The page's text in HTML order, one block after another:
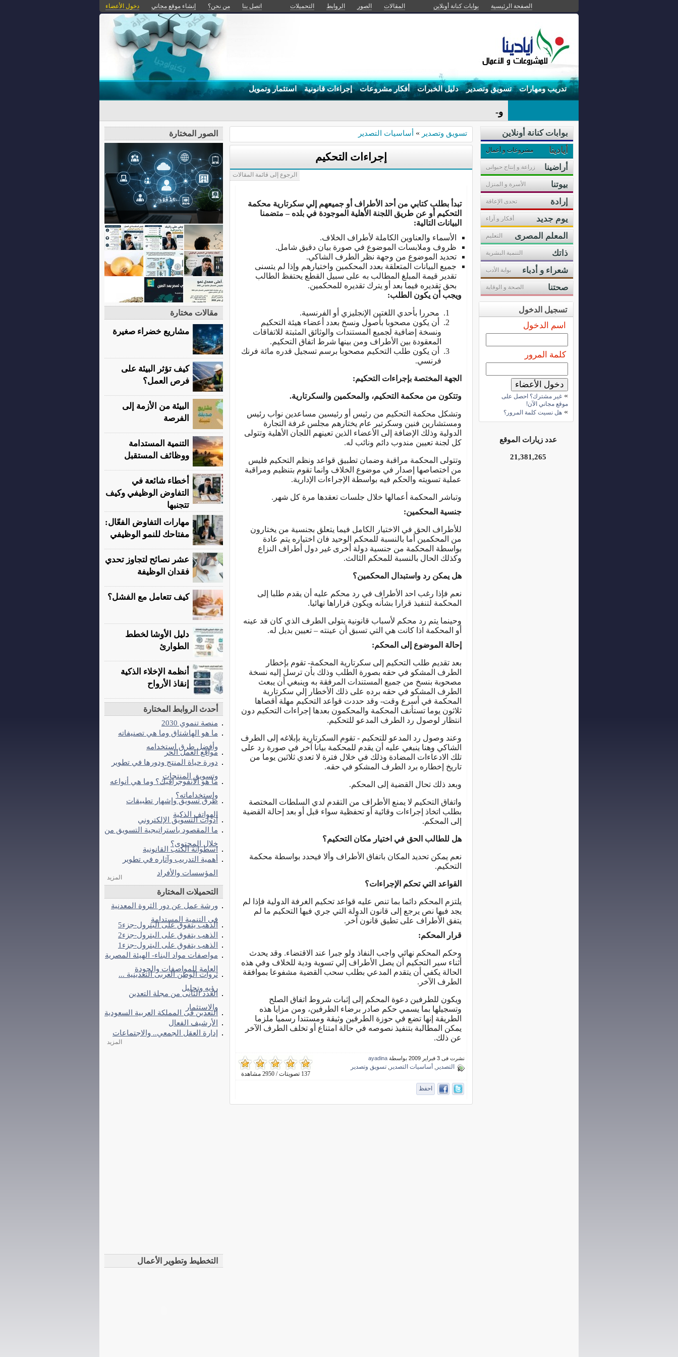
الصفحة الرئيسية بوابات كنانة أونلاين المقالات الصور الروابط التحميلات اتصل بنا من نحن؟ إنشاء موقع مجاني دخول الأعضاء
تدريب ومهارات تسويق وتصدير دليل الخبرات أفكار مشروعات إجراءات قانونية استثمار وتمويل
وهم إدارة الوق_
تسويق وتصدير » أساسيات التصدير
إجراءات التحكيم
الرجوع إلى قائمة المقالات
تبدأ بطلب كتابي من أحد الأطراف أو جميعهم إلي سكرتارية محكمة
التحكيم أو عن طريق اللجنة الأهلية الموجودة في بلده – متضمنا
البيانات التالية:
الأسماء والعناوين الكاملة لأطراف الخلاف.
ظروف وملابسات الموضوع في صورة بيان دقيق شامل.
تحديد الموضوع من وجهة نظر الطرف الشاكي.
جميع البيانات المتعلقة بعدد المحكمين واختيارهم وإذا لم يتسنى
تقدير قيمة المبلغ المطالب به على سبيل القطع يحتفظ الطالب
بحق تقديره فيما بعد أو يترك تقديره للمحكمين.
ويجب أن يكون الطلب:
محررا بأحدي اللغتين الإنجليزي أو الفرنسية.
أن يكون مصحوبا بأصول ونسخ بعدد أعضاء هيئة التحكيم
ونسخة إضافية لجميع المستندات والوثائق المثبتة للاتفاقات
المعقودة بين الأطراف ومن بينها شرط اتفاق التحكيم.
أن يكون طلب التحكيم مصحوبا برسم تسجيل قدره مائة فرنك
فرنسي.
الجهة المختصة بإجراءات التحكيم:
وتتكون من محكمة التحكيم، والمحكمين والسكرتارية.
وتشكل محكمة التحكيم من رئيس أو رئيسين مساعدين نواب رئيس
ومستشارين فنين وسكرتير عام يختارهم مجلس غرفة التجارة
الدولية وذلك الإضافة إلى الأعضاء الذين تعينهم اللجان الأهلية وتتولى
كل لجنة تعيين مندوب دائم ونائب له.
وتتولى المحكمة مراقبة وضمان تطبيق قواعد ونظم التحكيم فليس
من اختصاصها إصدار في موضوع الخلاف وانما تقوم بتنظيم ومراقبة
عملية تسويته والحكم فيه بواسطة الإجراءات الإدارية.
وتباشر المحكمة أعمالها خلال جلسات تعقدها مرة كل شهر.
جنسية المحكمين:
للأطراف الحق في الاختيار الكامل فيما يتعلق بجنسية من يختارون
من المحكمين أما بالنسبة للمحكم الوحيد فان اختياره يتم عادة
بواسطة المحكمة من جنسية دولة أخرى غير دول أطراف النزاع
وكذلك الحال بالنسبة للمحكم الثالث.
هل يمكن رد واستبدال المحكمين؟
نعم فإذا رغب احد الأطراف في رد محكم عليه أن يقدم طلبا إلى
المحكمة لتنفيذ قرارا بشأنه ويكون قراراها نهائيا.
وحينما يتم رد محكم لأسباب قانونية يتولى الطرف الذي كان قد عينه
أو المحكمة اذا كانت هي التي تسبق أن عينته – تعيين بديل له.
إحالة الموضوع إلى المحكم:
بعد تقديم طلب التحكيم إلى سكرتارية المحكمة- تقوم بإخطار
الطرف المشكو في حقه بصورة الطلب وذلك بأن ترسل إليه نسخة
مصحوبة بنسخ من جميع المستندات المرفقة به وينبغي أن يبعث
الطرف المشكو في حقه برده على ذلك الأخطار إلي سكرتارية
المحكمة في أسرع وقت- وقد حددت قواعد التحكيم مهلة أقصاها
ثلاثون يوما تستأنف المحكمة والمحكمون بعدها إجراءات التحكيم دون
انتظار لوصول رد الطرف المدعو للتحكيم.
وعند وصول رد المدعو للتحكيم - تقوم السكرتارية بإبلاغه إلى الطرف
الشاكي وهنا ينبغي عليه أن يقدم للمحكمة بيانا آخر في صورة رد على
تلك الادعاءات المضادة وذلك في خلال فترة لا تعدي ثلاثين يوما من
تاريخ إخطاره برد الطرف المشكو في حقه.
وبعد ذلك تحال القضية إلى المحكم.
واتفاق التحكيم لا يمنع الأطراف من التقدم لدي السلطات المختصة
بطلب اتخاذ إجراءات وقائية أو تحفظية سواء قبل أو بعد إحالة القضية
إلى المحكم.
هل للطالب الحق في اختيار مكان التحكيم؟
نعم يمكن تحديد المكان باتفاق الأطراف وألا فيحدد بواسطة محكمة
التحكيم.
القواعد التي تحكم الإجراءات؟
يلتزم المحكم دائما بما تنص عليه قواعد تحكيم الغرفة الدولية فإذا لم
يجد فيها نص يرجع إلى قانون الدولة التي جري فيها التحكيم ما لم
يتفق الأطراف على تطيق قانون آخر.
قرار المحكم:
وحكم المحكم نهائي واجب النفاذ ولو جبرا عند الاقتضاء. وقد يحدث
أثناء سير التحكيم أن يصل الأطراف إلي تسوية ودية للخلاف وفي هذه
الحالة يكفي أن يتقدم المدعي بطلب سحب القضية مشفوعا بموافقة
الطرف الآخر.
ويكون للطرفين دعوة المحكم إلى إثبات شروط اتفاق الصلح
وتسجيلها بما يسمي حكم صادر برضاء الطرفين، ومن مزايا هذه
الطريقة إنها تضع في حوزة الطرفين وثيقة ومستندا رسميا ملزما
يمكن المطالبة بتنفيذ نصوصه في حالة امتناع أو تخلف الطرف الآخر
عن ذلك.
137 تصويتات / 2950 مشاهدة
نشرت فى 3 فبراير 2009 بواسطة ayadina
التصدير أساسيات التصدير تسويق وتصدير
احفظ
بوابات كنانة أونلاين
أيادينا
مشروعات و أعمال
أراضينا زراعة و إنتاج حيوانى
بيوتنا الأسرة و المنزل
إرادة تحدى الإعاقة
يوم جديد أفكار و آراء
المعلم المصرى التعليم
ذاتك التنمية البشرية
شعراء و أدباء بوابة الأدب
صحتنا الصحة و الوقاية
تسجيل الدخول
اسم الدخول
كلمة المرور
» غير مشترك؟ احصل على
موقع مجاني الآن!
» هل نسيت كلمة المرور؟
عدد زيارات الموقع
21,381,265
الصور المختارة
مقالات مختارة
مشاريع خضراء صغيرة
كيف تؤثر البيئة على
فرص العمل؟
البيئة من الأزمة إلى
الفرصة
التنمية المستدامة
ووظائف المستقبل
أخطاء شائعة في
التفاوض الوظيفي وكيف
تتجنبها
مهارات التفاوض الفعّال:
مفتاحك للنمو الوظيفي
عشر نصائح لتجاوز تحدي
فقدان الوظيفة
كيف تتعامل مع الفشل؟
دليل الأوشا لخطط
الطوارئ
أنظمة الإخلاء الذكية
إنقاذ الأرواح
أحدث الروابط المختارة
منصة تنموي 2030
ما هو الهاشتاق وما هي تصنيفاته
وأفضل طرق استخدامه
مواقع العمل الحر
دورة حياة المنتج ودورها في تطوير
وتسويق المنتجات
ما هو الانفوجرافيك؟ وما هي أنواعه
واستخداماته؟
طرق تسويق وإشهار تطبيقات
الهواتف الذكية
أدوات التسويق الإلكتروني
ما المقصود باستراتيجية التسويق من
خلال المحتوى؟
اسطوانة الكتب القانونية
أهمية التدريب وآثاره في تطوير
المؤسسات والأفراد
المزيد
التحميلات المختارة
ورشة عمل عن دور الثروة المعدنية
فى التنمية المستدامة
الذهب يتفوق على البترول-جزء5
الذهب يتفوق على البترول-جزء2
الذهب يتفوق على البترول-جزء1
مواصفات مواد البناء- الهيئة المصرية
العامة للمواصفات والجودة
ثروات الوطن العربى التعدينية ...
رؤيه وتحليل
العدد الثانى من مجلة التعدين
والاستثمار
التعدين فى المملكة العربية السعودية
الأرشيف الفعال
إدارة العقل الجمعي.. والاجتماعات
المزيد
التخطيط وتطوير الأعمال